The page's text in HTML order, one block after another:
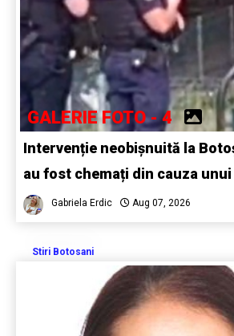
GALERIE FOTO - 4
Intervenție neobișnuită la
au fost chemați din cauza
Gabriela Erdic Aug 07, 2026
Stiri Botosani